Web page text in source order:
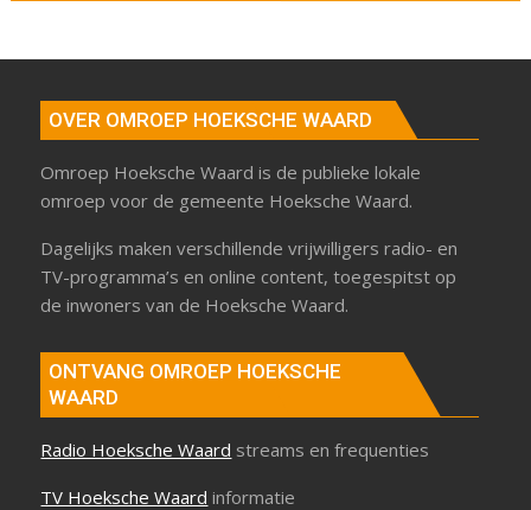
OVER OMROEP HOEKSCHE WAARD
Omroep Hoeksche Waard is de publieke lokale
omroep voor de gemeente Hoeksche Waard.
Dagelijks maken verschillende vrijwilligers radio- en
TV-programma’s en online content, toegespitst op
de inwoners van de Hoeksche Waard.
ONTVANG OMROEP HOEKSCHE
WAARD
Radio Hoeksche Waard streams en frequenties
TV Hoeksche Waard informatie